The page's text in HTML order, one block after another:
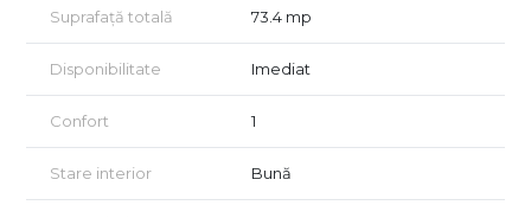
Vizionarea imobilului se face doar în baza semnării unui acord
de vizionare, conform articolului 2096–2102 din Codul Civil.
Suprafață totală 73.4 mp
Disponibilitate Imediat
Confort 1
Stare interior Bună